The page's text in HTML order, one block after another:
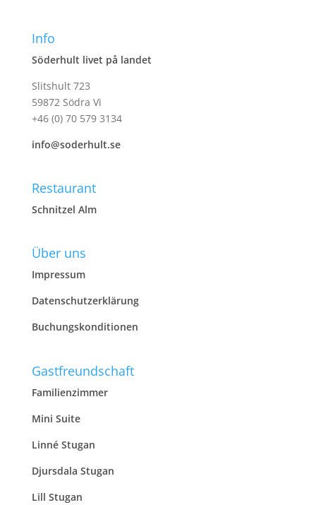
Info
Söderhult livet på landet
Slitshult 723
59872 Södra Vi
+46 (0) 70 579 3134
info@soderhult.se
Restaurant
Schnitzel Alm
Über uns
Impressum
Datenschutzerklärung
Buchungskonditionen
Gastfreundschaft
Familienzimmer
Mini Suite
Linné Stugan
Djursdala Stugan
Lill Stugan